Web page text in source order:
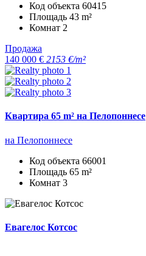
Код объекта 60415
Площадь 43 m²
Комнат 2
Продажа
140 000 € 2153 €/m²
Квартира 65 m² на Пелопоннесе
на Пелопоннесе
Код объекта 66001
Площадь 65 m²
Комнат 3
Евагелос Котсос